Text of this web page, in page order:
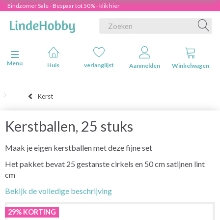
Eindzomer Sale - Bespaar tot 50% - klik hier
Navigatie in-/uitschakelen
Menu
Huis verlanglijst Aanmelden Winkelwagen
Kerst
Kerstballen, 25 stuks
Maak je eigen kerstballen met deze fijne set
Het pakket bevat 25 gestanste cirkels en 50 cm satijnen lint
cm
Bekijk de volledige beschrijving
29% KORTING